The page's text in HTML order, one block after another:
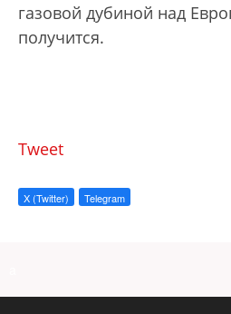
газовой дубиной над
получится.
Tweet
X (Twitter) Telegram